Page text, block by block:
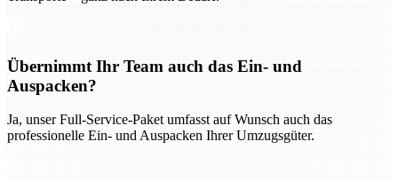
Übernimmt Ihr Team auch das Ein- und
Auspacken?
Ja, unser Full-Service-Paket umfasst auf Wunsch auch das
professionelle Ein- und Auspacken Ihrer Umzugsgüter.